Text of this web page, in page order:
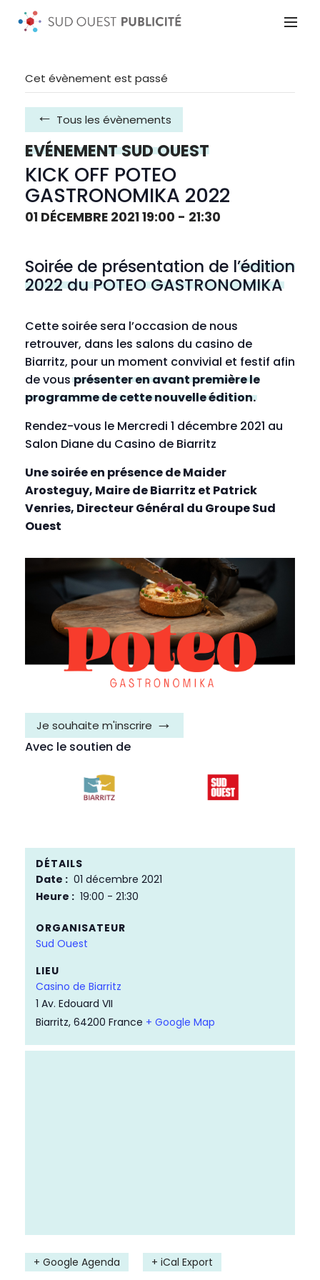
Cet évènement est passé
Tous les évènements
EVÉNEMENT SUD OUEST
KICK OFF POTEO
GASTRONOMIKA 2022
01 DÉCEMBRE 2021 19:00 - 21:30
Soirée de présentation de l’édition
2022 du POTEO GASTRONOMIKA
Cette soirée sera l’occasion de nous
retrouver, dans les salons du casino de
Biarritz, pour un moment convivial et festif afin
de vousprésenter en avant première le
programme de cette nouvelle édition.
Rendez-vous le Mercredi 1 décembre 2021 au
Salon Diane du Casino de Biarritz
Une soirée en présence de Maider
Arosteguy, Maire de Biarritz et Patrick
Venries, Directeur Général du Groupe Sud
Ouest
Je souhaite m'inscrire
Avec le soutien de
DÉTAILS
Date : 01 décembre 2021
Heure : 19:00 - 21:30
ORGANISATEUR
Sud Ouest
LIEU
Casino de Biarritz
1 Av. Edouard VII
Biarritz, 64200 France + Google Map
+ Google Agenda + iCal Export